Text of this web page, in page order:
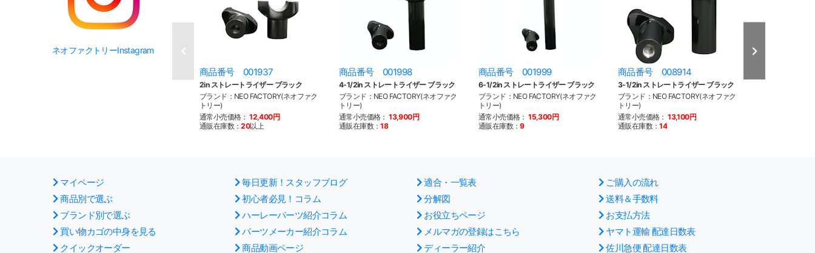
ネオファクトリーInstagram
商品番号 001937
2in ストレートライザー ブラック
ブランド：NEO FACTORY(ネオファク
トリー)
通常小売価格： 12,400円
通販在庫数：20以上
商品番号 001998
4-1/2in ストレートライザー ブラック
ブランド：NEO FACTORY(ネオファク
トリー)
通常小売価格： 13,900円
通販在庫数：18
商品番号 001999
6-1/2in ストレートライザー ブラック
ブランド：NEO FACTORY(ネオファク
トリー)
通常小売価格： 15,300円
通販在庫数：9
商品番号 008914
3-1/2in ストレートライザー ブラック
ブランド：NEO FACTORY(ネオファク
トリー)
通常小売価格： 13,100円
通販在庫数：14
マイページ
商品別で選ぶ
ブランド別で選ぶ
買い物カゴの中身を見る
クイックオーダー
毎日更新！スタッフブログ
初心者必見！コラム
ハーレーパーツ紹介コラム
パーツメーカー紹介コラム
商品動画ページ
適合・一覧表
分解図
お役立ちページ
メルマガの登録はこちら
ディーラー紹介
ご購入の流れ
送料＆手数料
お支払方法
ヤマト運輸 配達日数表
佐川急便 配達日数表